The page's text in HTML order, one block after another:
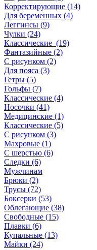
Корректирующие (14)
Для беременных (4)
Леггинсы (9)
Чулки (24)
Классические (19)
Фантазийные (2)
С рисунком (2)
Для пояса (3)
Гетры (5)
Гольфы (7)
Классические (4)
Носочки (41)
Медицинские (1)
Классические (5)
С рисунком (3)
Махровые (1)
С шерстью (6)
Следки (6)
Мужчинам
Брюки (2)
Трусы (72)
Боксерки (53)
Облегающие (38)
Свободные (15)
Плавки (6)
Купальные (13)
Майки (24)